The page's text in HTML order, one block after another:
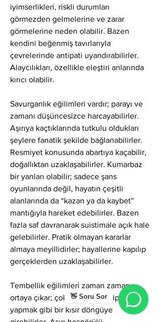
👋 Soru Sor
iyimserlikleri, riskli durumları
görmezden gelmelerine ve zarar
görmelerine neden olabilir. Bazen
kendini beğenmiş tavırlarıyla
çevrelerinde antipati uyandırabilirler.
Alaycılıkları, özellikle eleştiri anlarında
kırıcı olabilir.
Savurganlık eğilimleri vardır; parayı ve
zamanı düşüncesizce harcayabilirler.
Aşırıya kaçtıklarında tutkulu oldukları
şeylere fanatik şekilde bağlanabilirler.
Resmiyet konusunda abartıya kaçabilir,
doğallıktan uzaklaşabilirler. Kumarbaz
bir yanları olabilir; sadece şans
oyunlarında değil, hayatın çeşitli
alanlarında da “kazan ya da kaybet”
mantığıyla hareket edebilirler. Bazen
fazla saf davranarak suistimale açık hale
gelebilirler. Pratik olmayan kararlar
almaya meyillidirler; hayallerine kapılıp
gerçeklerden uzaklaşabilirler.
Tembellik eğilimleri zaman zaman
ortaya çıkar; çok şey hayal edip az şey
yapmak gibi bir kısır döngüye